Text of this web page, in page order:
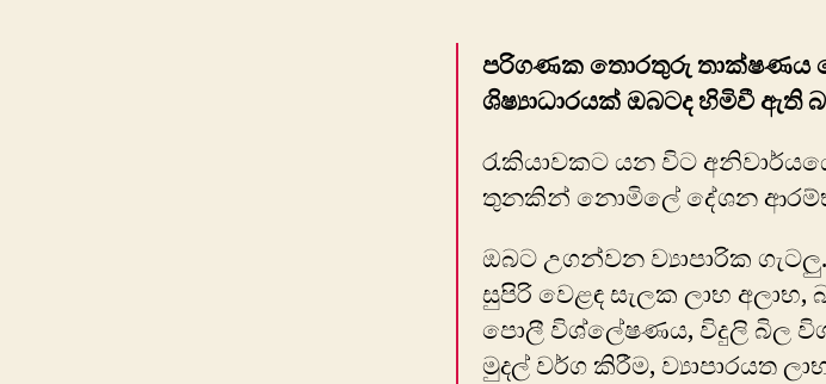
පරිගණක තොරතුරු තාක්ෂණය
ශිෂ්‍යාධාරයක් ඔබටද හිමිවී ඇති
රැකියාවකට යන විට
තුනකින් නොමිලේ දේශන
ඔබට උගන්වන ව්‍යාපාරික ගැටලු.
සුපිරි වෙළඳ සැලක ලාභ අලාභ,
පොලී විශ්ලේෂණය, විදුලි බිල
මුදල් වර්ග කිරීම, ව්‍යාපාරයත